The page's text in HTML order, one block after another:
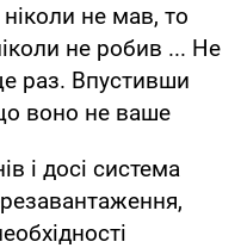
не мав, то
не робив ... Не
раз. Впустивши
воно не ваше
і досі система